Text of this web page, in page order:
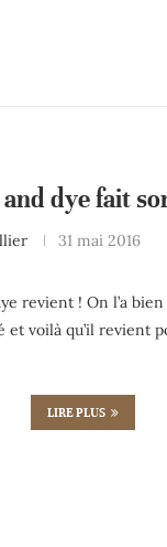
dye fait
31 mai 2016
revient ! On l’a
et voilà qu’il revient
LIRE PLUS